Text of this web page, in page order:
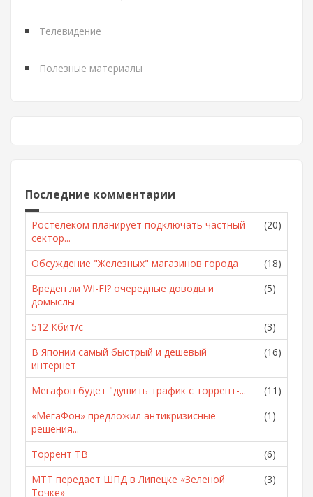
Телевидение
Полезные материалы
Последние комментарии
Ростелеком планирует подключать частный
сектор...
(20)
Обсуждение "Железных" магазинов города
(18)
Вреден ли WI-FI? очередные доводы и
домыслы
(5)
512 Кбит/с
(3)
В Японии самый быстрый и дешевый
интернет
(16)
Мегафон будет "душить трафик с торрент-...
(11)
«МегаФон» предложил антикризисные
решения...
(1)
Торрент ТВ
(6)
МТТ передает ШПД в Липецке «Зеленой
Точке»
(3)